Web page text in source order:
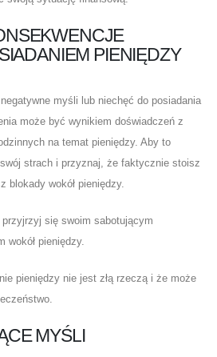
PIENIĘDZY
myśli lub niechęć do posiadania
może być wynikiem doświadczeń z
na temat pieniędzy. Aby to
strach i przyznaj, że faktycznie stoisz
blokady wokół pieniędzy.
się swoim sabotującym
wokół pieniędzy.
pieniędzy nie jest złą rzeczą i że może
MYŚLI